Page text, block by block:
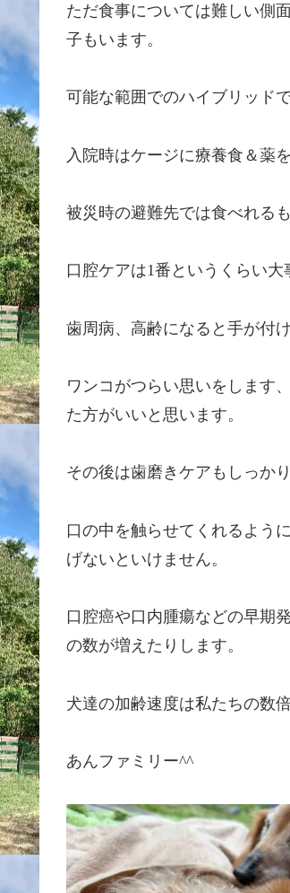
ただ食事については難しい側
子もいます。
可能な範囲でのハイブリッド
入院時はケージに療養食＆薬
被災時の避難先では食べれる
口腔ケアは1番というくらい大
歯周病、高齢になると手が付
ワンコがつらい思いをします
た方がいいと思います。
その後は歯磨きケアもしっか
口の中を触らせてくれるよう
げないといけません。
口腔癌や口内腫瘍などの早期
の数が増えたりします。
犬達の加齢速度は私たちの数
あんファミリー^^